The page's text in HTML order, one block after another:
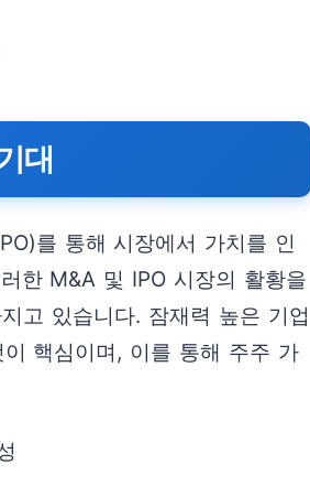
대
를 통해 시장에서 가치를 인
한 M&A 및 IPO 시장의 활황을
고 있습니다. 잠재력 높은 기업
핵심이며, 이를 통해 주주 가